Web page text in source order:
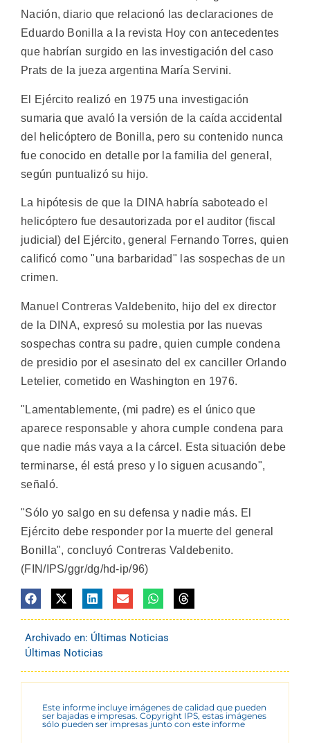
Nación, diario que relacionó las declaraciones de
Eduardo Bonilla a la revista Hoy con antecedentes
que habrían surgido en las investigación del caso
Prats de la jueza argentina María Servini.
El Ejército realizó en 1975 una investigación
sumaria que avaló la versión de la caída accidental
del helicóptero de Bonilla, pero su contenido nunca
fue conocido en detalle por la familia del general,
según puntualizó su hijo.
La hipótesis de que la DINA habría saboteado el
helicóptero fue desautorizada por el auditor (fiscal
judicial) del Ejército, general Fernando Torres, quien
calificó como "una barbaridad" las sospechas de un
crimen.
Manuel Contreras Valdebenito, hijo del ex director
de la DINA, expresó su molestia por las nuevas
sospechas contra su padre, quien cumple condena
de presidio por el asesinato del ex canciller Orlando
Letelier, cometido en Washington en 1976.
"Lamentablemente, (mi padre) es el único que
aparece responsable y ahora cumple condena para
que nadie más vaya a la cárcel. Esta situación debe
terminarse, él está preso y lo siguen acusando",
señaló.
"Sólo yo salgo en su defensa y nadie más. El
Ejército debe responder por la muerte del general
Bonilla", concluyó Contreras Valdebenito.
(FIN/IPS/ggr/dg/hd-ip/96)
Archivado en: Últimas Noticias
Últimas Noticias
Este informe incluye imágenes de calidad que pueden
ser bajadas e impresas. Copyright IPS, estas imágenes
sólo pueden ser impresas junto con este informe